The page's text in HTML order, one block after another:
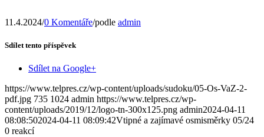
11.4.2024/0 Komentáře/podle admin
Sdílet tento příspěvek
Sdílet na Google+
https://www.telpres.cz/wp-content/uploads/sudoku/05-Os-VaZ-2-
pdf.jpg 735 1024 admin https://www.telpres.cz/wp-
content/uploads/2019/12/logo-tn-300x125.png admin2024-04-11
08:08:502024-04-11 08:09:42Vtipné a zajímavé osmisměrky 05/24
0 reakcí